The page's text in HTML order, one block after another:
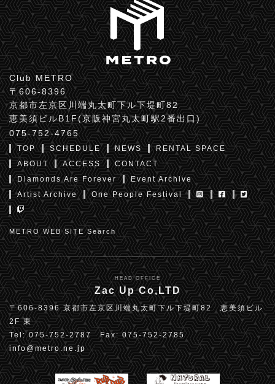
Club METRO
〒606-8396
京都市左京区川端丸太町下ル下堤町82
恵美須ビルB1F(京阪神宮丸太町駅2番出口)
075-752-4765
TOP SCHEDULE NEWS
RENTAL SPACE
ABOUT
ACCESS
CONTACT
Diamonds Are Forever
Event Archive
Artist Archive
One People Festival
METRO WEB SITE Search
HEAD OFFICE
Zac Up Co,LTD
〒606-8396 京都市左京区川端丸太町下ル下堤町82 恵美須ビル
2F 東
Tel: 075-752-2787 Fax: 075-752-2785
info@metro.ne.jp